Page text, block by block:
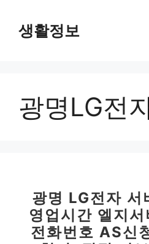
생활정보
광명LG전
광명 LG전자 서
영업시간 엘지
전화번호 AS신